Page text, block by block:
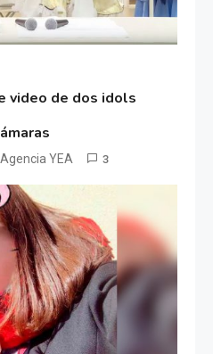
video de dos idols
Agencia YEA 3